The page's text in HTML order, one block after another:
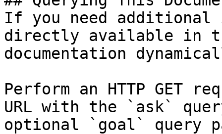
If you need
directly available in
documentation
Perform an HTTP GET
URL with the `ask`
optional `goal` query